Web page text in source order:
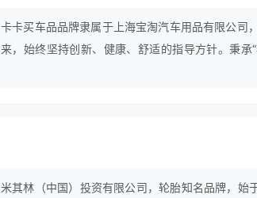
卡卡买车品品牌隶属于上海宝淘汽车用品有限公
来，始终坚持创新、健康、舒适的指导方针。秉承
米其林（中国）投资有限公司，轮胎知名品牌，